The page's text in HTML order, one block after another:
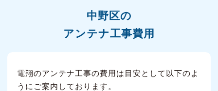
中野区の
アンテナ工事費用
電翔のアンテナ工事の費用は目安として以下のよ
うにご案内しております。